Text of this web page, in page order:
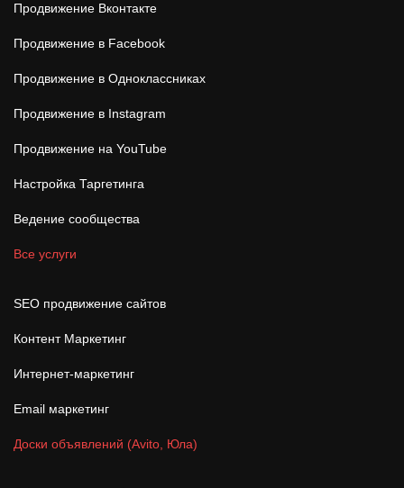
Продвижение Вконтакте
Продвижение в Facebook
Продвижение в Одноклассниках
Продвижение в Instagram
Продвижение на YouTube
Настройка Таргетинга
Ведение сообщества
Все услуги
SEO продвижение сайтов
Контент Маркетинг
Интернет-маркетинг
Email маркетинг
Доски объявлений (Avito, Юла)